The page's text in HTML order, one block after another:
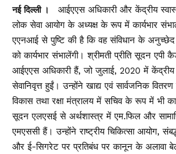
नई दिल्ली ।
आईएएस अधिकारी और केंद्रीय
लोक सेवा आयोग के अध्यक्ष के रूप में कार्यभार
एएनआई से पुष्टि की है कि वह संविधान के
को कार्यभार संभालेंगी। श्रीमती प्रीति सूदन
आईएएस अधिकारी हैं, जो जुलाई, 2020 में
सेवानिवृत्त हुईं। उन्होंने खाद्य एवं सार्वजनिक
विकास तथा रक्षा मंत्रालय में सचिव के रूप में भी
सूदन एलएसई से अर्थशास्त्र में एम.फिल और
एमएससी हैं। उन्होंने राष्ट्रीय चिकित्सा आयोग,
और ई-सिगरेट पर प्रतिबंध पर कानून के अलावा